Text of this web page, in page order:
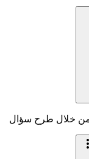
من خلال طرح سؤال